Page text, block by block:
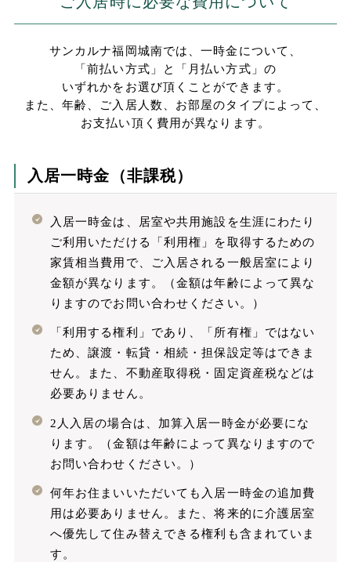
サンカルナ福岡城南では、一時金について、
「前払い方式」と「月払い方式」の
いずれかをお選び頂くことができます。
また、年齢、ご入居人数、お部屋のタイプによって、
お支払い頂く費用が異なります。
入居一時金（非課税）
入居一時金は、居室や共用施設を生涯にわたり
ご利用いただける「利用権」を取得するための
家賃相当費用で、ご入居される一般居室により
金額が異なります。（金額は年齢によって異な
りますのでお問い合わせください。）
「利用する権利」であり、「所有権」ではない
ため、譲渡・転貸・相続・担保設定等はできま
せん。また、不動産取得税・固定資産税などは
必要ありません。
2人入居の場合は、加算入居一時金が必要にな
ります。（金額は年齢によって異なりますので
お問い合わせください。）
何年お住まいいただいても入居一時金の追加費
用は必要ありません。また、将来的に介護居室
へ優先して住み替えできる権利も含まれていま
す。